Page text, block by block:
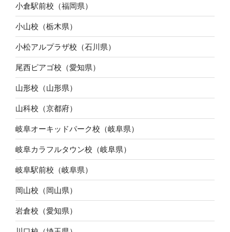
小倉駅前校（福岡県）
小山校（栃木県）
小松アルプラザ校（石川県）
尾西ピアゴ校（愛知県）
山形校（山形県）
山科校（京都府）
岐阜オーキッドパーク校（岐阜県）
岐阜カラフルタウン校（岐阜県）
岐阜駅前校（岐阜県）
岡山校（岡山県）
岩倉校（愛知県）